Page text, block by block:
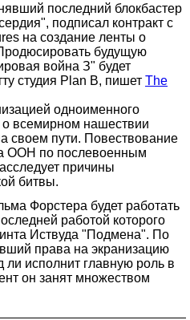
последний блокбастер
подписал контракт с
на создание ленты о
будущую
война З" будет
студия Plan B, пишет The
одноименного
о всемирном нашествии
своем пути. Повествование
ООН по послевоенным
причины
битвы.
Форстера будет работать
работой которого
Иствуда "Подмена". По
права на экранизацию
ли исполнит главную роль в
он занят множеством